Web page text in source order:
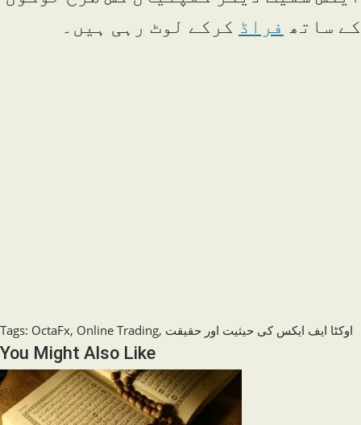
کے ساتھ فراڈ کرکے لوٹ رہی ہیں۔
Tags: OctaFx, Online Trading, اوکٹا ایف ایکس کی حیثیت اور حقیقت
You Might Also Like